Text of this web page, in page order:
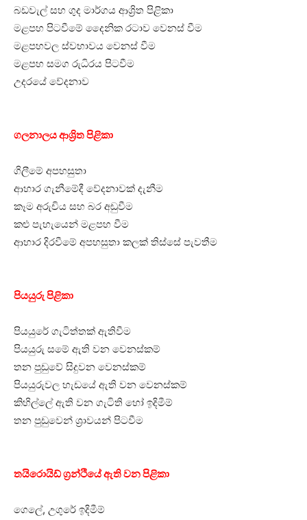
බඩවැල් සහ ගුද මාර්ගය ආශ්‍රිත පිළිකා
මළපහ පිටවීමේ දෛනික රටාව වෙනස් වීම
මළපහවල ස්වභාවය වෙනස් වීම
මළපහ සමග රුධිරය පිටවීම
උදරයේ වේදනාව
ගලනාලය ආශ්‍රිත පිළිකා
ගිලීමේ අපහසුතා
ආහාර ගැනීමේදී වේදනාවක් දැනීම
කෑම අරුචිය සහ බර අඩුවීම
කළු පැහැයෙන් මළපහ වීම
ආහාර දිරවීමේ අපහසුතා කලක් තිස්සේ පැවතීම
පියයුරු පිළිකා
පියයුරේ ගැටිත්තක් ඇතිවීම
පියයුරු සමේ ඇති වන වෙනස්කම්
තන පුඩුවේ සිදුවන වෙනස්කම්
පියයුරුවල හැඩයේ ඇති වන වෙනස්කම්
කිහිල්ලේ ඇති වන ගැටිති හෝ ඉදිමීම්
තන පුඩුවෙන් ශ්‍රාවයන් පිටවීම
තයිරොයිඩ් ග්‍රන්ථියේ ඇති වන පිළිකා
ගෙලේ, උගුරේ ඉදිමීම්